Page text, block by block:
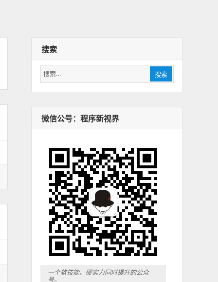
搜索
搜
索：
搜索
微信公号：程序新视界
一个软技能、硬实力同时提升的公众
号。